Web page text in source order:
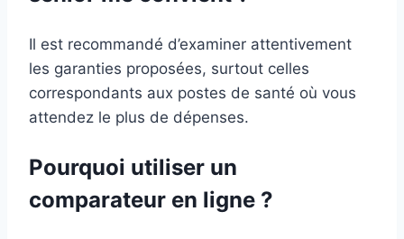
Il est recommandé d’examiner attentivement
les garanties proposées, surtout celles
correspondants aux postes de santé où vous
attendez le plus de dépenses.
Pourquoi utiliser un
comparateur en ligne ?